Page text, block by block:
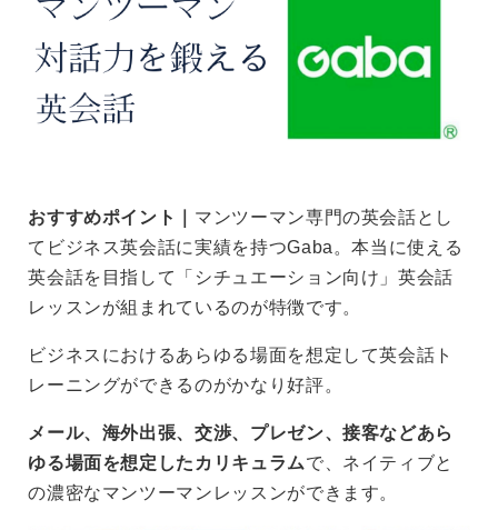
おすすめポイント｜ マンツーマン専門の英会話とし
てビジネス英会話に実績を持つGaba。本当に使える
英会話を目指して「シチュエーション向け」英会話
レッスンが組まれているのが特徴です。
ビジネスにおけるあらゆる場面を想定して英会話ト
レーニングができるのがかなり好評。
メール、海外出張、交渉、プレゼン、接客などあら
ゆる場面を想定したカリキュラムで、ネイティブと
の濃密なマンツーマンレッスンができます。